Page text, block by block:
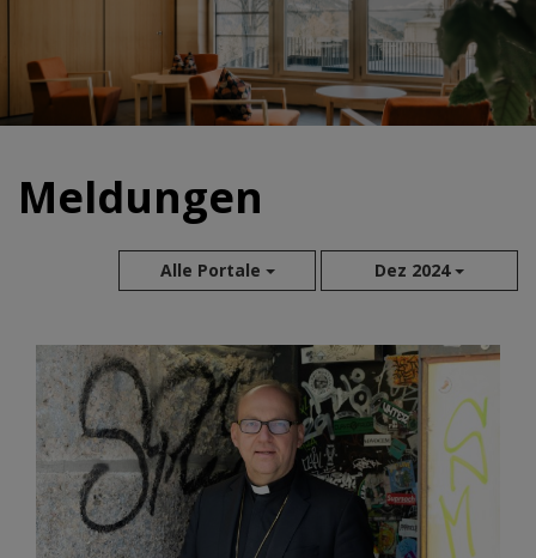
Meldungen
Alle Portale Dez 2024
Aug 2026
Jul 2026
Jun 2026
Mai 2026
Apr 2026
Mär 2026
Feb 2026